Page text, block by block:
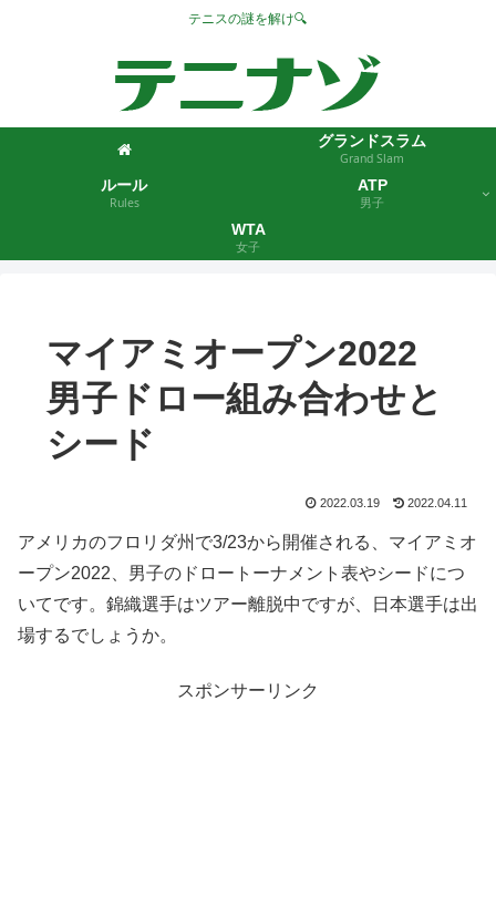
テニスの謎を解け🔍
グランドスラム
Grand Slam
ルール
Rules
ATP
男子
WTA
女子
マイアミオープン2022
男子ドロー組み合わせと
シード
2022.03.19 2022.04.11
アメリカのフロリダ州で3/23から開催される、マイアミオ
ープン2022、男子のドロートーナメント表やシードにつ
いてです。錦織選手はツアー離脱中ですが、日本選手は出
場するでしょうか。
スポンサーリンク